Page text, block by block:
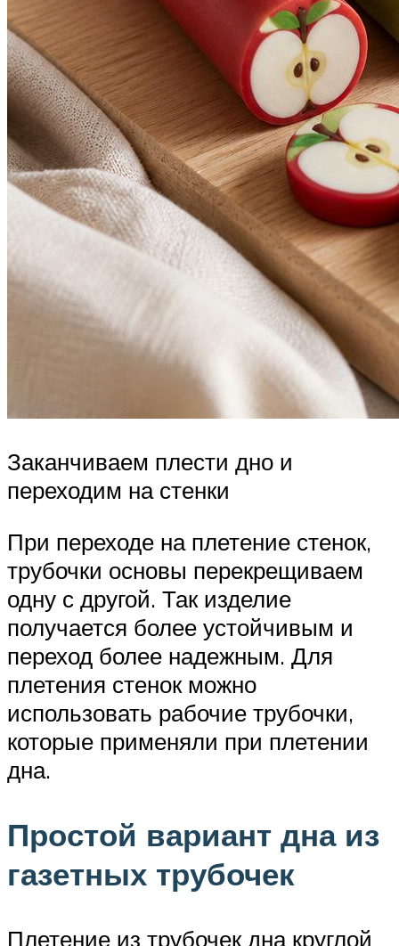
Заканчиваем плести дно и
переходим на стенки
При переходе на плетение стенок,
трубочки основы перекрещиваем
одну с другой. Так изделие
получается более устойчивым и
переход более надежным. Для
плетения стенок можно
использовать рабочие трубочки,
которые применяли при плетении
дна.
Простой вариант дна из
газетных трубочек
Плетение из трубочек дна круглой